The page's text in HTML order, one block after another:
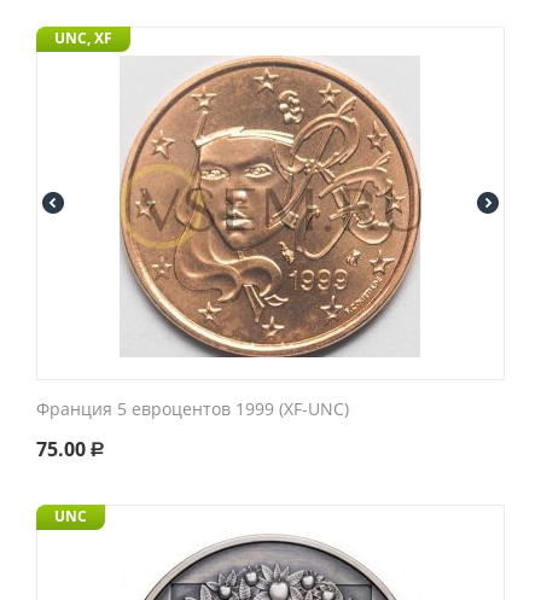
UNC, XF
Франция 5 евроцентов 1999 (XF-UNC)
75.00 Р
UNC